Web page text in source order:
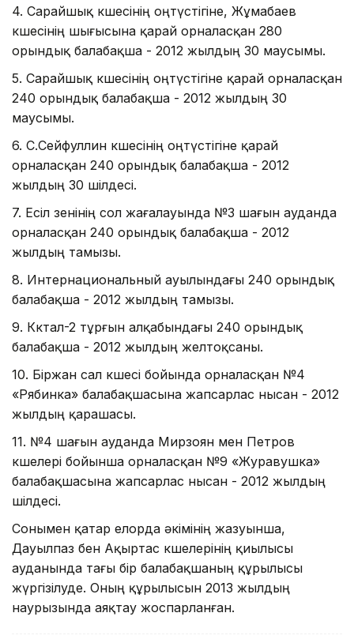
4. Сарайшық көшесінің оңтүстігіне, Жұмабаев
көшесінің шығысына қарай орналасқан 280
орындық балабақша - 2012 жылдың 30 маусымы.
5. Сарайшық көшесінің оңтүстігіне қарай орналасқан
240 орындық балабақша - 2012 жылдың 30
маусымы.
6. С.Сейфуллин көшесінің оңтүстігіне қарай
орналасқан 240 орындық балабақша - 2012
жылдың 30 шілдесі.
7. Есіл өзенінің сол жағалауында №3 шағын ауданда
орналасқан 240 орындық балабақша - 2012
жылдың тамызы.
8. Интернациональный ауылындағы 240 орындық
балабақша - 2012 жылдың тамызы.
9. Көктал-2 тұрғын алқабындағы 240 орындық
балабақша - 2012 жылдың желтоқсаны.
10. Біржан сал көшесі бойында орналасқан №4
«Рябинка» балабақшасына жапсарлас нысан - 2012
жылдың қарашасы.
11. №4 шағын ауданда Мирзоян мен Петров
көшелері бойынша орналасқан №9 «Журавушка»
балабақшасына жапсарлас нысан - 2012 жылдың
шілдесі.
Сонымен қатар елорда әкімінің жазуынша,
Дауылпаз бен Ақыртас көшелерінің қиылысы
ауданында тағы бір балабақшаның құрылысы
жүргізілуде. Оның құрылысын 2013 жылдың
наурызында аяқтау жоспарланған.